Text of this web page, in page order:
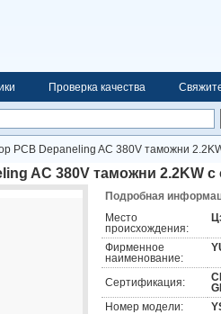
Проверка качества
PCB Depaneling AC 380V таможни
AC 380V таможни 2.2KW
Подробная
Место
происхождения:
Фирменное
наименование:
Сертификация:
Номер модели: